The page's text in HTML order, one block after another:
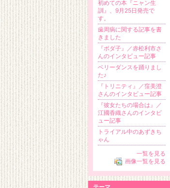
初めての本『ニャン生
訓』、9月25日発売で
す。
歯周病に関する記事を書
きました
『ボダ子』／赤松利市さ
んのインタビュー記事
ベリーダンスを踊りまし
た♪
『トリニティ』／窪美澄
さんのインタビュー記事
『彼女たちの場合は』／
江國香織さんのインタビ
ュー記事
トライアル中のあずきち
ゃん
一覧を見る
画像一覧を見る